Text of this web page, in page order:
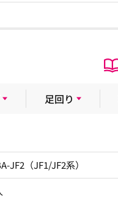
足回り
JF2（JF1/JF2系）